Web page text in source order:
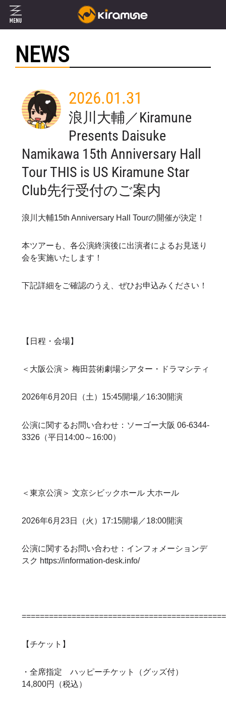
NEWS
2026.01.31
浪川大輔／Kiramune
Presents Daisuke
Namikawa 15th Anniversary Hall
Tour THIS is US Kiramune Star
Club先行受付のご案内
浪川大輔15th Anniversary Hall Tourの開催が決定！
本ツアーも、各公演終演後に出演者によるお見送り
会を実施いたします！
下記詳細をご確認のうえ、ぜひお申込みください！
【日程・会場】
＜大阪公演＞ 梅田芸術劇場シアター・ドラマシティ
2026年6月20日（土）15:45開場／16:30開演
公演に関するお問い合わせ：ソーゴー大阪 06-6344-
3326（平日14:00～16:00）
＜東京公演＞ 文京シビックホール 大ホール
2026年6月23日（火）17:15開場／18:00開演
公演に関するお問い合わせ：インフォメーションデ
スク https://information-desk.info/
【チケット】
・全席指定 ハッピーチケット（グッズ付）
14,800円（税込）